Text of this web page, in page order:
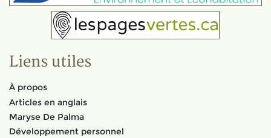
Liens utiles
À propos
Articles en anglais
Maryse De Palma
Développement personnel